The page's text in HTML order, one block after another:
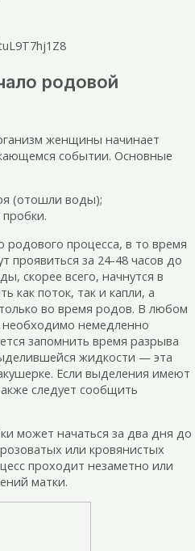
родовой
женщины начинает
событии. Основные
(отошли воды);
родового процесса, в то время
проявиться за 24-48 часов до
скорее всего, начнутся в
как поток, так и капли, а
во время родов. В любом
немедленно
запомнить время разрыва
жидкости — эта
Если выделения имеют
следует сообщить
может начаться за два дня до
или кровянистых
проходит незаметно или
матки.